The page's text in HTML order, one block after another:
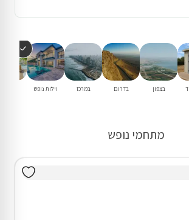
בצפון בדרום במרכז וילות נופש
מתחמי נופש